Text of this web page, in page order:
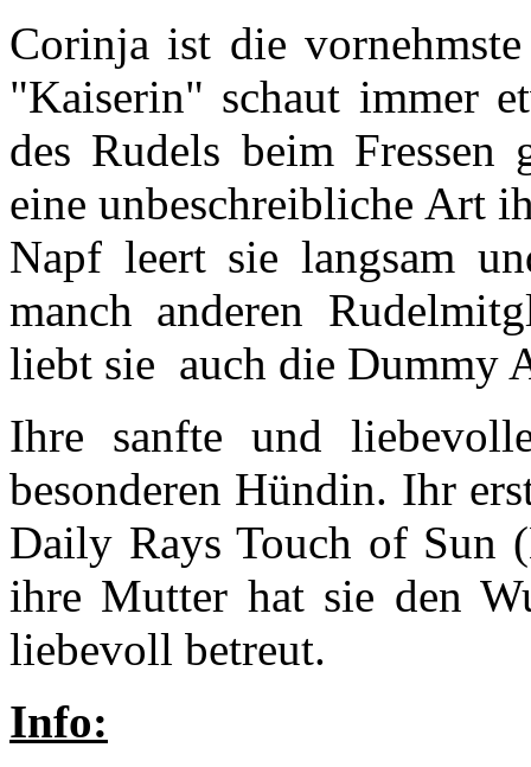
Corinja ist die
"Kaiserin" schaut immer
des Rudels beim
eine unbeschreibliche Art
Napf leert sie langsam
manch anderen
liebt sie auch die Dummy
Ihre sanfte und
besonderen Hündin. Ihr
Daily Rays Touch of Sun
ihre Mutter hat sie den
liebevoll betreut.
Info: